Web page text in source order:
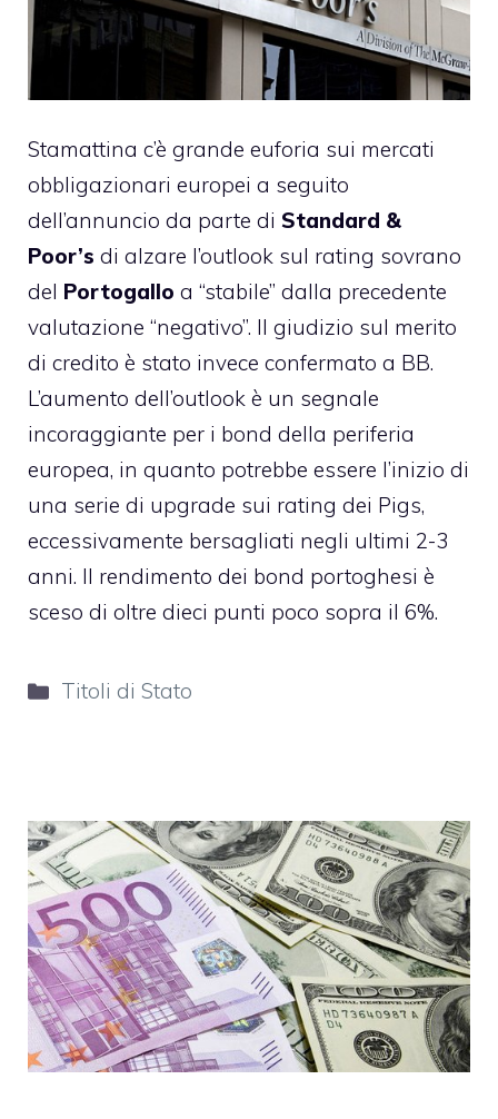
Stamattina c’è grande euforia sui mercati
obbligazionari europei a seguito
dell’annuncio da parte di Standard &
Poor’s di alzare l’outlook sul rating sovrano
del Portogallo a “stabile” dalla precedente
valutazione “negativo”. Il giudizio sul merito
di credito è stato invece confermato a BB.
L’aumento dell’outlook è un segnale
incoraggiante per i bond della periferia
europea, in quanto potrebbe essere l’inizio di
una serie di upgrade sui rating dei Pigs,
eccessivamente bersagliati negli ultimi 2-3
anni. Il rendimento dei bond portoghesi è
sceso di oltre dieci punti poco sopra il 6%.
Categorie
Titoli di Stato